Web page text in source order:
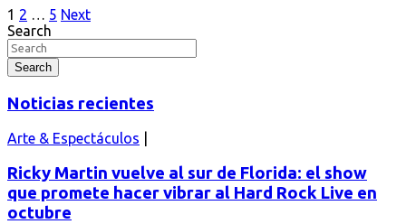
Paginación
de
entradas
1 2 … 5 Next
Search
Search
Noticias recientes
Arte & Espectáculos
Ricky Martin vuelve al sur de Florida: el show
que promete hacer vibrar al Hard Rock Live en
octubre